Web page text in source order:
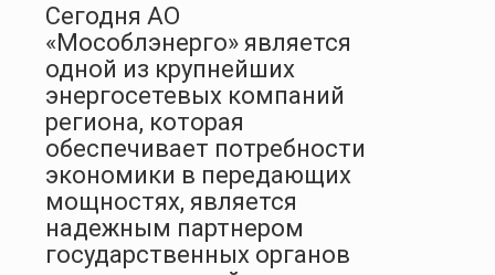
Сегодня АО
«Мособлэнерго» является
одной из крупнейших
энергосетевых компаний
региона, которая
обеспечивает потребности
экономики в передающих
мощностях, является
надежным партнером
государственных органов